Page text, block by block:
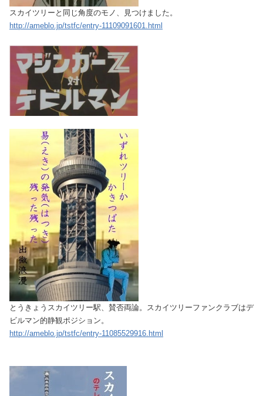
スカイツリーと同じ角度のモノ、見つけました。
http://ameblo.jp/tstfc/entry-11109091601.html
とうきょうスカイツリー駅、賛否両論。スカイツリーファンクラブはデ
ビルマン的静観ポジション。
http://ameblo.jp/tstfc/entry-11085529916.html